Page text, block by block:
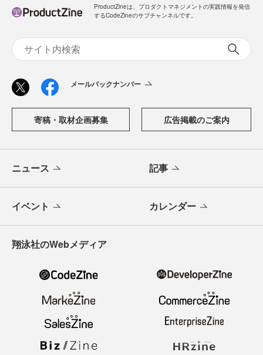
ProductZineは、プロダクトマネジメントの実践情報を発信
するCodeZineのサブチャンネルです。
メールバックナンバー
寄稿・取材企画募集 広告掲載のご案内
ニュース 記事
イベント カレンダー
翔泳社のWebメディア